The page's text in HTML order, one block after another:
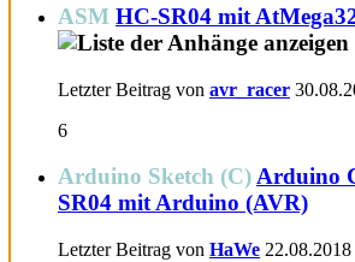
ASM HC-SR04 mit
Letzter Beitrag von avr_racer
6
Arduino Sketch (C)Arduino
SR04 mit Arduino (AVR)
Letzter Beitrag von HaWe 22.08.2018